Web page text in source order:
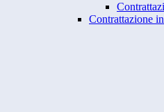
Contrattazione